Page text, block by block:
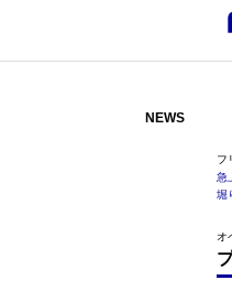
NEWS
フ
急
堀
オ